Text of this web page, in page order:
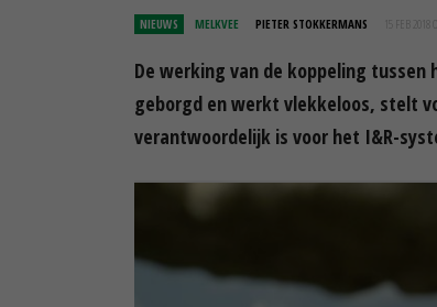
NIEUWS MELKVEE PIETER STOKKERMANS 15 FEB 2018
De werking van de koppeling
geborgd en werkt vlekkeloos, stelt
verantwoordelijk is voor het I&R-